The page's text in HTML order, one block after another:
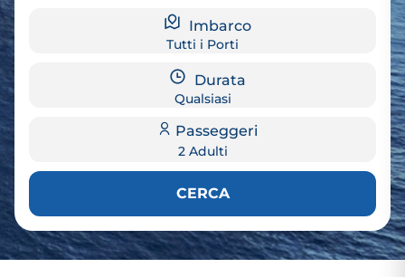
Imbarco
Tutti i Porti
Durata
Qualsiasi
Passeggeri
2 Adulti
CERCA